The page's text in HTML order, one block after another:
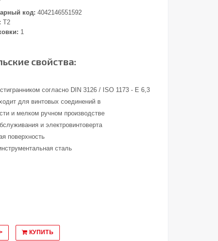
код: 4042146551592
T2
1
свойства:
согласно DIN 3126 / ISO 1173 - E 6,3
для винтовых соединений в
и мелком ручном производстве
и электровинтоверта
поверхность
сталь
КУПИТЬ